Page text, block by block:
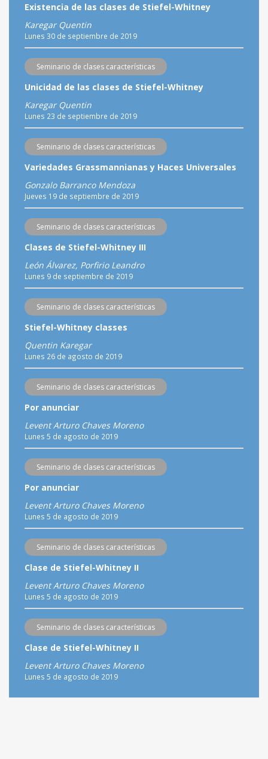
Existencia de las clases de Stiefel-Whitney
Karegar Quentin
Lunes 30 de septiembre de 2019
Seminario de clases características
Unicidad de las clases de Stiefel-Whitney
Karegar Quentin
Lunes 23 de septiembre de 2019
Seminario de clases características
Variedades Grassmannianas y Haces Universales
Gonzalo Barranco Mendoza
Jueves 19 de septiembre de 2019
Seminario de clases características
Clases de Stiefel-Whitney III
León Álvarez, Porfirio Leandro
Lunes 9 de septiembre de 2019
Seminario de clases características
Stiefel-Whitney classes
Quentin Karegar
Lunes 26 de agosto de 2019
Seminario de clases características
Por anunciar
Levent Arturo Chaves Moreno
Lunes 5 de agosto de 2019
Seminario de clases características
Por anunciar
Levent Arturo Chaves Moreno
Lunes 5 de agosto de 2019
Seminario de clases características
Clase de Stiefel-Whitney II
Levent Arturo Chaves Moreno
Lunes 5 de agosto de 2019
Seminario de clases características
Clase de Stiefel-Whitney II
Levent Arturo Chaves Moreno
Lunes 5 de agosto de 2019